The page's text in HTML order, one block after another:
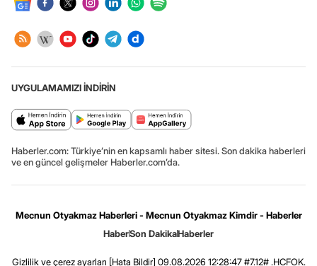
UYGULAMAMIZI İNDİRİN
Haberler.com: Türkiye’nin en kapsamlı haber sitesi. Son dakika haberleri
ve en güncel gelişmeler Haberler.com’da.
Mecnun Otyakmaz Haberleri - Mecnun Otyakmaz Kimdir - Haberler
HaberSon DakikaHaberler
Gizlilik ve çerez ayarları [Hata Bildir] 09.08.2026 12:28:47 #7.12# .HCFOK.